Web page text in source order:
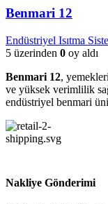
Benmari 12
Endüstriyel Isıtma
5 üzerinden 0 oy aldı
Benmari 12,
ve yüksek verimlilik
endüstriyel benmari
Nakliye Gönderimi